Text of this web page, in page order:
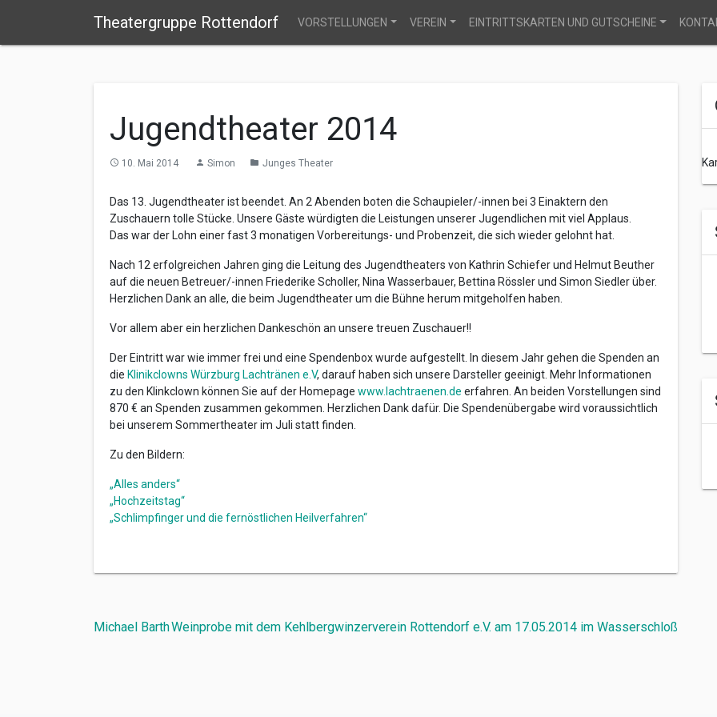
Theatergruppe Rottendorf VORSTELLUNGEN VEREIN EINTRITTSKARTEN UND GUTSCHEINE
Jugendtheater 2014
access_time 10. Mai 2014 person Simon folder Junges Theater
Das 13. Jugendtheater ist beendet. An 2 Abenden boten die Schaupieler/-innen bei 3 Einaktern den
Zuschauern tolle Stücke. Unsere Gäste würdigten die Leistungen unserer Jugendlichen mit viel Applaus.
Das war der Lohn einer fast 3 monatigen Vorbereitungs- und Probenzeit, die sich wieder gelohnt hat.
Nach 12 erfolgreichen Jahren ging die Leitung des Jugendtheaters von Kathrin Schiefer und Helmut Beuther
auf die neuen Betreuer/-innen Friederike Scholler, Nina Wasserbauer, Bettina Rössler und Simon Siedler über.
Herzlichen Dank an alle, die beim Jugendtheater um die Bühne herum mitgeholfen haben.
Vor allem aber ein herzlichen Dankeschön an unsere treuen Zuschauer!!
Der Eintritt war wie immer frei und eine Spendenbox wurde aufgestellt. In diesem Jahr gehen die Spenden an
die Klinikclowns Würzburg Lachtränen e.V, darauf haben sich unsere Darsteller geeinigt. Mehr Informationen
zu den Klinkclown können Sie auf der Homepage www.lachtraenen.de erfahren. An beiden Vorstellungen sind
870 € an Spenden zusammen gekommen. Herzlichen Dank dafür. Die Spendenübergabe wird voraussichtlich
bei unserem Sommertheater im Juli statt finden.
Zu den Bildern:
„Alles anders“
„Hochzeitstag“
„Schlimpfinger und die fernöstlichen Heilverfahren“
Beitragsnavigation
Michael BarthWeinprobe mit dem Kehlbergwinzerverein Rottendorf e.V. am 17.05.2014 im Wasserschloß